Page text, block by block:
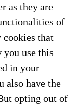
as they are
of
cookies that
you use this
in your
also have the
opting out of